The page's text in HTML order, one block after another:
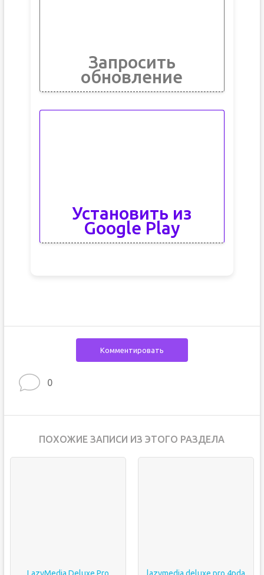
Запросить
обновление
Установить из
Google Play
Комментировать
0
ПОХОЖИЕ ЗАПИСИ ИЗ ЭТОГО РАЗДЕЛА